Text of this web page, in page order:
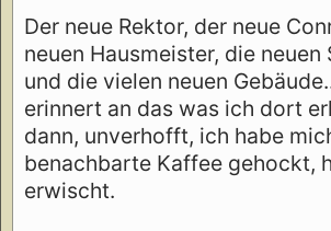
Der neue Rektor, der neue
neuen Hausmeister, die neuen
und die vielen neuen
erinnert an das was ich dort
dann, unverhofft, ich habe
benachbarte Kaffee gehockt,
erwischt.